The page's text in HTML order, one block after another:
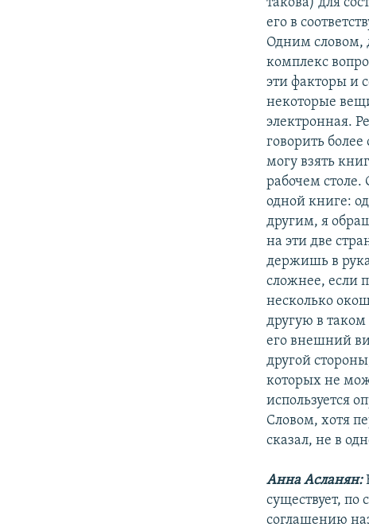
его в
Одним словом,
комплекс
эти факторы и
некоторые
электронная.
говорить
могу взять
рабочем столе.
одной книге:
другим, я
на эти две
держишь в
сложнее, если
несколько
другую в таком
его внешний
другой
которых не
используется
Словом, хотя
сказал, не в
Анна Асланян:
существует,
соглашению